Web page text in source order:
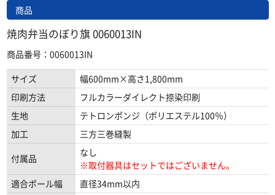
商品
焼肉弁当のぼり旗 0060013IN
商品番号：0060013IN
サイズ
幅600mm×高さ1,800mm
印刷方法
フルカラーダイレクト捺染印刷
生地
テトロンポンジ（ポリエステル100％）
加工
三方三巻縫製
付属品
なし
※取付器具はセットではございません。
適合ポール幅
直径34mm以内